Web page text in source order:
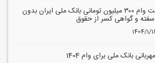
پرداخت وام ۳۰۰ میلیون تومانی بانک ملی ایران بدون
و گواهی کسر از حقوق
بانک ملی برای وام 1404